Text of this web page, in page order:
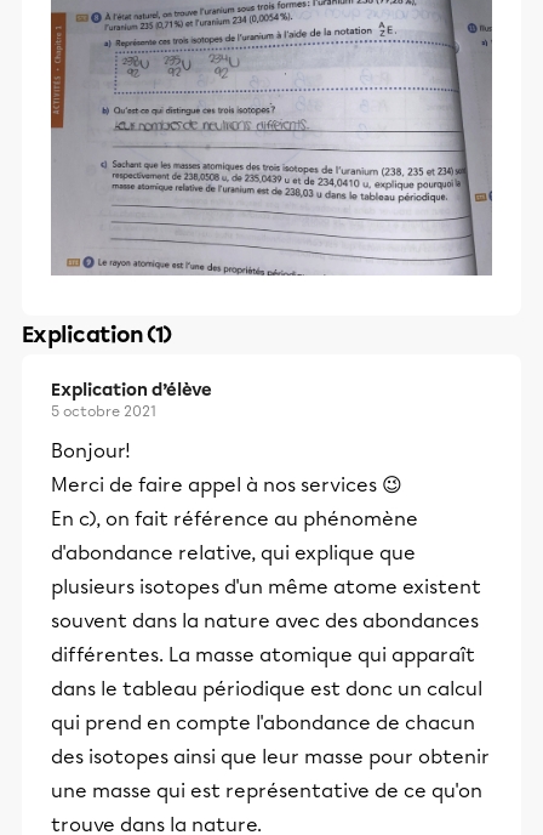
Explication (1)
Explication d’élève
5 octobre 2021
Bonjour!
Merci de faire appel à nos services 😉
En c), on fait référence au phénomène
d'abondance relative, qui explique que
plusieurs isotopes d'un même atome existent
souvent dans la nature avec des abondances
différentes. La masse atomique qui apparaît
dans le tableau périodique est donc un calcul
qui prend en compte l'abondance de chacun
des isotopes ainsi que leur masse pour obtenir
une masse qui est représentative de ce qu'on
trouve dans la nature.